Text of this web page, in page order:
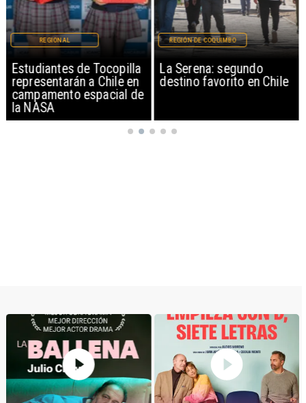
Estudiantes de Tocopilla
representarán a Chile en
campamento espacial de
la NASA
REGIONAL
La Serena: segundo
destino favorito en Chile
REGIÓN DE COQUIMBO